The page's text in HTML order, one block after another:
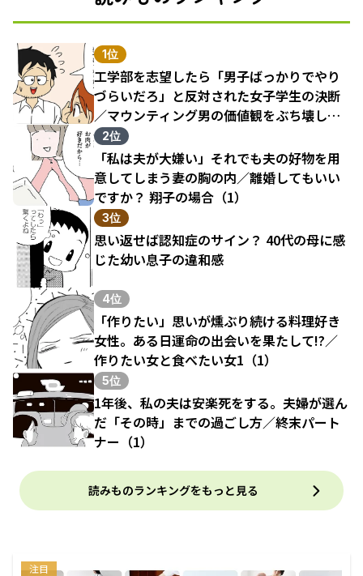
1位
工学部を志望したら「男子ばっかりでやり
づらいだろ」と反対された女子学生の決断
／マウンティング男の価値観をぶち壊した
結果（1）
2位
「私は夫が大嫌い」それでも夫の好物を用
意してしまう妻の胸の内／離婚してもいい
ですか？ 翔子の場合（1）
3位
思い返せば認知症のサイン？ 40代の母に感
じた幼い息子の違和感
4位
「作りたい」思いが燻ぶり続ける料理好き
女性。ある日運命の出会いを果たして!?／
作りたい女と食べたい女1（1）
5位
1年後、私の夫は安楽死をする。夫婦が選ん
だ「その時」までの過ごし方／終末パート
ナー（1）
読みものランキングをもっと見る
注目